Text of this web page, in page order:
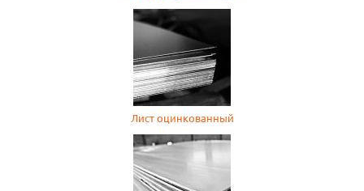
Лист оцинкованный